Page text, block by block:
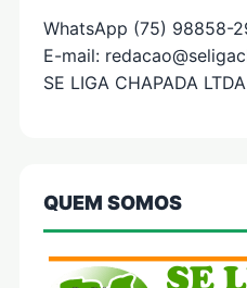
WhatsApp (75) 98858-
E-mail:
SE LIGA CHAPADA
QUEM SOMOS